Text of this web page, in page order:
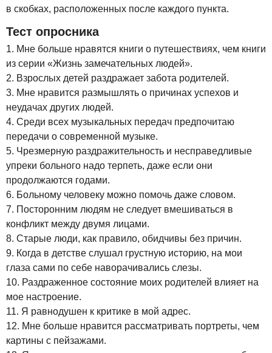
в скобках, расположенных после каждого пункта.
Тест опросника
1. Мне больше нравятся книги о путешествиях, чем книги
из серии «Жизнь замечательных людей».
2. Взрослых детей раздражает забота родителей.
3. Мне нравится размышлять о причинах успехов и
неудачах других людей.
4. Среди всех музыкальных передач предпочитаю
передачи о современной музыке.
5. Чрезмерную раздражительность и несправедливые
упреки больного надо терпеть, даже если они
продолжаются годами.
6. Больному человеку можно помочь даже словом.
7. Посторонним людям не следует вмешиваться в
конфликт между двумя лицами.
8. Старые люди, как правило, обидчивы без причин.
9. Когда в детстве слушал грустную историю, на мои
глаза сами по себе наворачивались слезы.
10. Раздраженное состояние моих родителей влияет на
мое настроение.
11. Я равнодушен к критике в мой адрес.
12. Мне больше нравится рассматривать портреты, чем
картины с пейзажами.